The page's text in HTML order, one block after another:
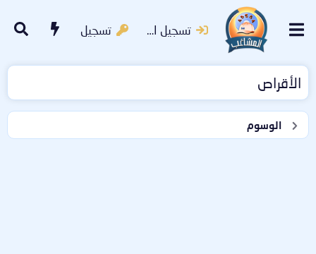
تسجيل الدخول تسجيل
الأقراص
الوسوم